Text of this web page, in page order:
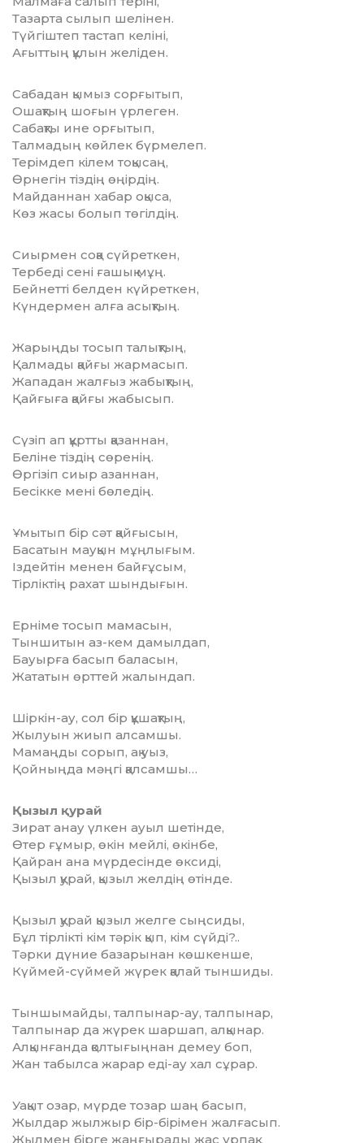
Тазарта сылып шелінен.
Түйгіштеп тастап келіні,
Ағыттың құлын желіден.
Сабадан қымыз сорғытып,
Ошақтың шоғын үрлеген.
Сабақты ине орғытып,
Талмадың көйлек бүрмелеп.
Терімдеп кілем тоқысаң,
Өрнегін тіздің өңірдің.
Майданнан хабар оқыса,
Көз жасы болып төгілдің.
Сиырмен соқа сүйреткен,
Тербеді сені ғашық мұң.
Бейнетті белден күйреткен,
Күндермен алға асықтың.
Жарыңды тосып талықтың,
Қалмады қайғы жармасып.
Жападан жалғыз жабықтың,
Қайғыға қайғы жабысып.
Сүзіп ап құртты қазаннан,
Беліне тіздің сөренің.
Өргізіп сиыр азаннан,
Бесікке мені бөледің.
Ұмытып бір сәт қайғысын,
Басатын мауқын мұңлығым.
Іздейтін менен байғұсым,
Тірліктің рахат шындығын.
Ерніме тосып мамасын,
Тыншитын аз-кем дамылдап,
Бауырға басып баласын,
Жататын өрттей жалындап.
Шіркін-ау, сол бір құшақтың,
Жылуын жиып алсамшы.
Мамаңды сорып, ақ уыз,
Қойныңда мәңгі қалсамшы…
Қызыл қурай
Зират анау үлкен ауыл шетінде,
Өтер ғұмыр, өкін мейлі, өкінбе,
Қайран ана мүрдесінде өксиді,
Қызыл қурай, қызыл желдің өтінде.
Қызыл қурай қызыл желге сыңсиды,
Бұл тірлікті кім тәрік қып, кім сүйді?..
Тәрки дүние базарынан көшкенше,
Күймей-сүймей жүрек қалай тыншиды.
Тыншымайды, талпынар-ау, талпынар,
Талпынар да жүрек шаршап, алқынар.
Алқынғанда қолтығыңнан демеу боп,
Жан табылса жарар еді-ау хал сұрар.
Уақыт озар, мүрде тозар шаң басып,
Жылдар жылжыр бір-бірімен жалғасып.
Жылмен бірге жаңғырады жас ұрпақ,